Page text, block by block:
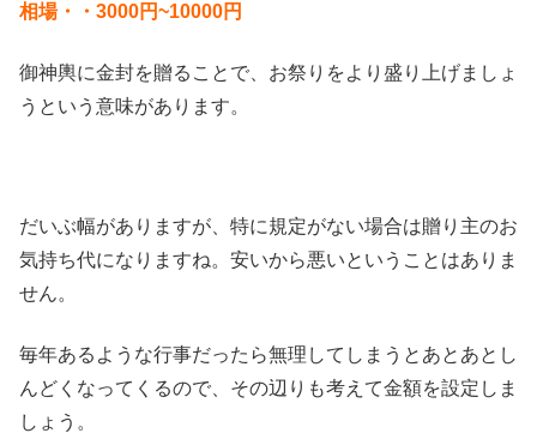
相場・・3000円~10000円
御神輿に金封を贈ることで、お祭りをより盛り上げましょ
うという意味があります。
だいぶ幅がありますが、特に規定がない場合は贈り主のお
気持ち代になりますね。安いから悪いということはありま
せん。
毎年あるような行事だったら無理してしまうとあとあとし
んどくなってくるので、その辺りも考えて金額を設定しま
しょう。